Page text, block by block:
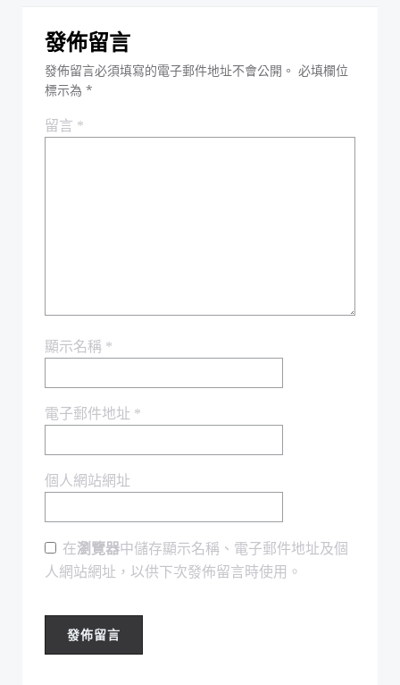
發佈留言
發佈留言必須填寫的電子郵件地址不會公開。 必填欄位
標示為 *
留言 *
顯示名稱 *
電子郵件地址 *
個人網站網址
在瀏覽器中儲存顯示名稱、電子郵件地址及個
人網站網址，以供下次發佈留言時使用。